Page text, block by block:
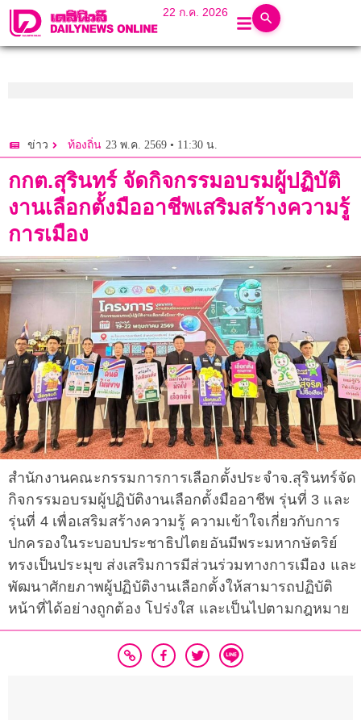
22 ก.ค. 2026
ข่าว ท้องถิ่น 23 พ.ค. 2569 • 11:30 น.
กกต.สุรินทร์ จัดกิจกรรมอบรมผู้ปฏิบัติ
งานเลือกตั้งมืออาชีพเสริมสร้างความรู้
การเมือง
สำนักงานคณะกรรมการการเลือกตั้งประจำจ.สุรินทร์จัด
กิจกรรมอบรมผู้ปฏิบัติงานเลือกตั้งมืออาชีพ รุ่นที่ 3 และ
รุ่นที่ 4 เพื่อเสริมสร้างความรู้ ความเข้าใจเกี่ยวกับการ
ปกครองในระบอบประชาธิปไตยอันมีพระมหากษัตริย์
ทรงเป็นประมุข ส่งเสริมการมีส่วนร่วมทางการเมือง และ
พัฒนาศักยภาพผู้ปฏิบัติงานเลือกตั้งให้สามารถปฏิบัติ
หน้าที่ได้อย่างถูกต้อง โปร่งใส และเป็นไปตามกฎหมาย